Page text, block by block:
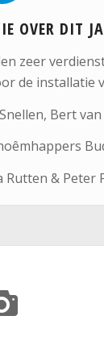
OVER DIT
zeer
de installatie
Bert
& Peter